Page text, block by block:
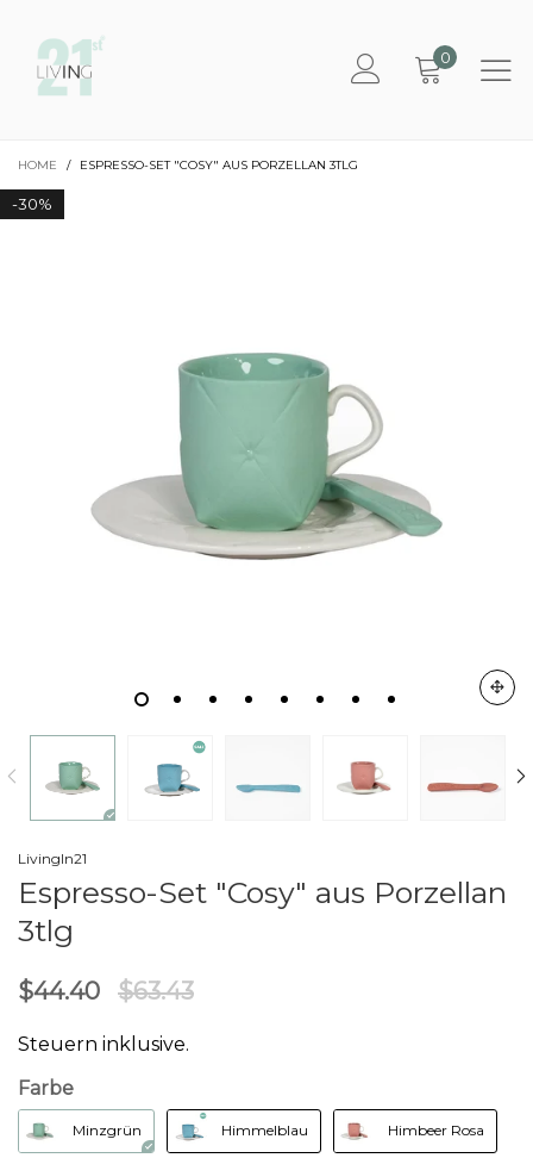
0
HOME / ESPRESSO-SET "COSY" AUS PORZELLAN 3TLG
-30%
LivingIn21
Espresso-Set "Cosy" aus Porzellan
3tlg
$44.40 $63.43
Steuern inklusive.
Farbe
Minzgrün Himmelblau Himbeer Rosa